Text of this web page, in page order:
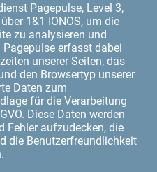
Pagepulse, Level 3,
1&1 IONOS, um die
zu analysieren und
erfasst dabei
unserer Seiten, das
den Browsertyp unserer
Daten zum
für die Verarbeitung
Diese Daten werden
Fehler aufzudecken, die
die Benutzerfreundlichkeit